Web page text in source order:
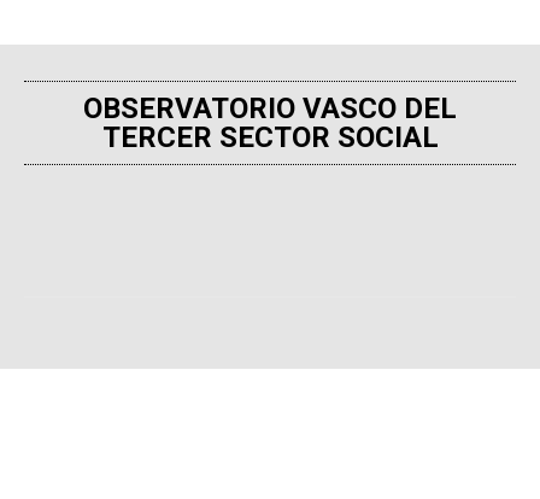
OBSERVATORIO VASCO DEL
TERCER SECTOR SOCIAL